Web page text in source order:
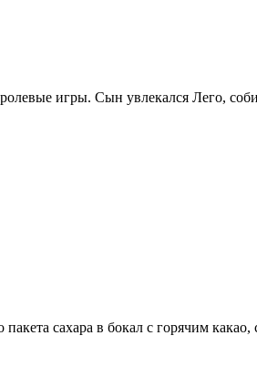
игры. Сын увлекался Лего,
сахара в бокал с горячим